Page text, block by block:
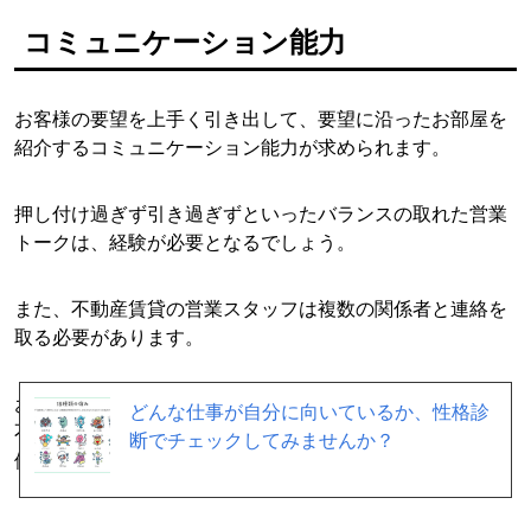
コミュニケーション能力
お客様の要望を上手く引き出して、要望に沿ったお部屋を
紹介するコミュニケーション能力が求められます。
押し付け過ぎず引き過ぎずといったバランスの取れた営業
トークは、経験が必要となるでしょう。
また、不動産賃貸の営業スタッフは複数の関係者と連絡を
取る必要があります。
お客様やオーナーはもちろん、お客様の連帯保証人、他社
不動産会社がお客様に自社不動産を紹介してくれた場合は
他社不動産会社とも連絡を取ることがあります。
どんな仕事が自分に向いているか、性格診
断でチェックしてみませんか？